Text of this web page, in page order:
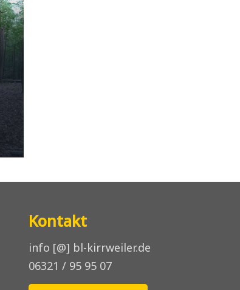
Kontakt
info [@] bl-kirrweiler.de
06321 / 95 95 07